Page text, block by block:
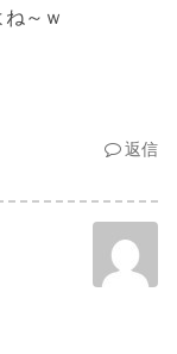
～ｗ
返信